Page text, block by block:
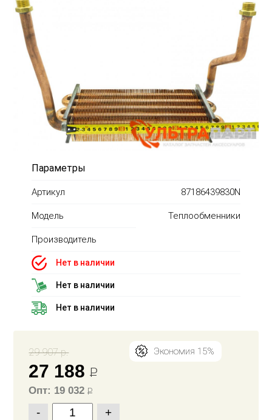
Параметры
Артикул 87186439830N
Модель Теплообменники
Производитель
Нет в наличии
Нет в наличии
Нет в наличии
29 907 р. Экономия 15%
27 188Р
Опт: 19 032Р
- +